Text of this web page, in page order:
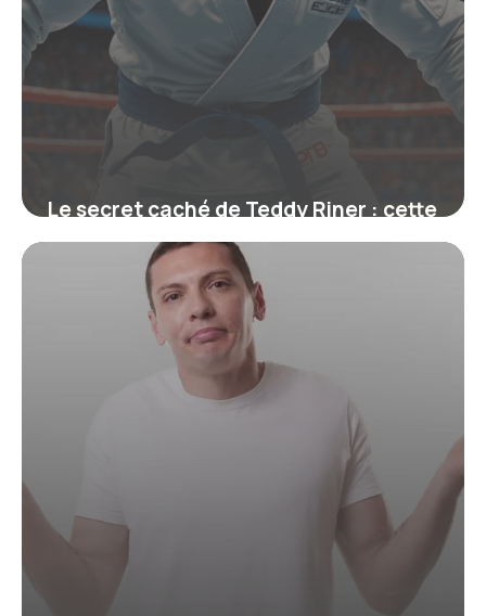
Le secret caché de Teddy Riner : cette
ceinture qui symbolise bien plus
qu’un grade